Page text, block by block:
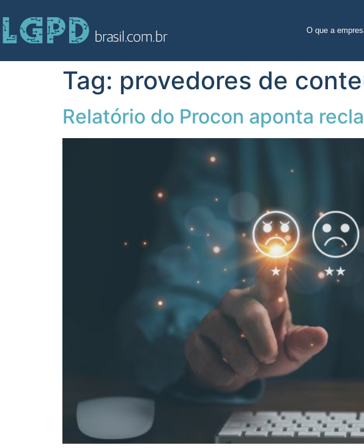
O que a
Tag: provedores de
Relatório do Procon aponta